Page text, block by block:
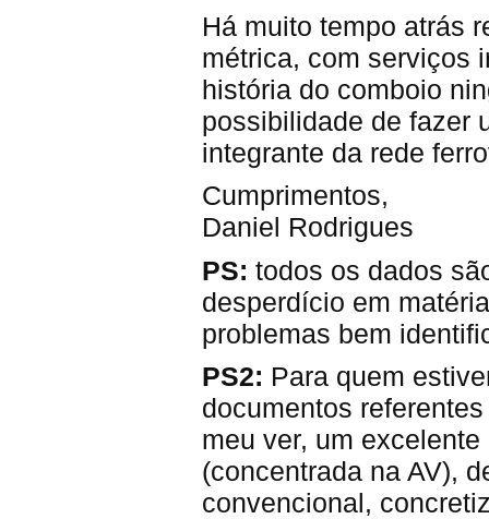
Há muito tempo atrás
métrica, com serviços
história do comboio
possibilidade de fazer
integrante da rede
Cumprimentos,
Daniel Rodrigues
PS: todos os dados
desperdício em
problemas bem
PS2: Para quem
documentos
meu ver, um
(concentrada na AV),
convencional,